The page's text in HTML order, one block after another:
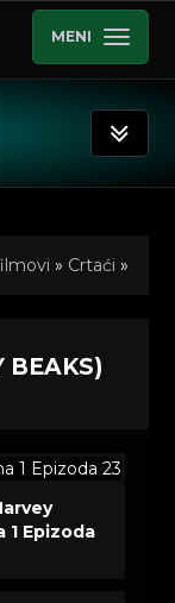
MENI
» Crtaći »
Kljunić (Harvey
BEAKS)
1 Epizoda